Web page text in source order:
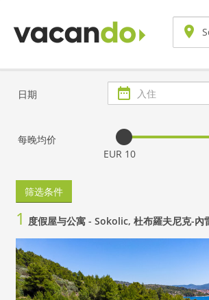
日期
住
每晚均价
EUR 10
筛选条件
1 度假屋与公寓 - Sokolic, 杜布羅夫尼克-內